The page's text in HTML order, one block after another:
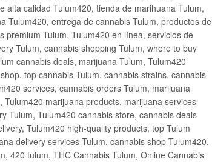
alta calidad Tulum420, tienda de marihuana Tulum,
Tulum420, entrega de cannabis Tulum, productos de
premium Tulum, Tulum420 en línea, servicios de
Tulum, cannabis shopping Tulum, where to buy
cannabis deals, marijuana Tulum, Tulum420
top cannabis Tulum, cannabis strains, cannabis
services, cannabis orders Tulum, marijuana
marijuana products, marijuana services
Tulum, Tulum420 cannabis store, cannabis deals
Tulum420 high-quality products, top Tulum
delivery services Tulum, cannabis shop Tulum420,
420 tulum, THC Cannabis Tulum, Online Cannabis